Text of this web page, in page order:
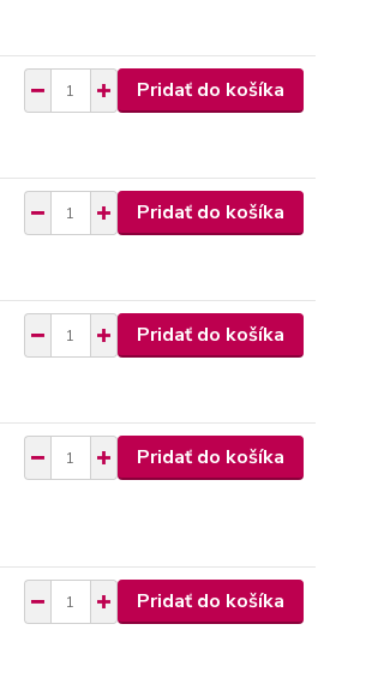
Pridať do košíka
Pridať do košíka
Pridať do košíka
Pridať do košíka
Pridať do košíka